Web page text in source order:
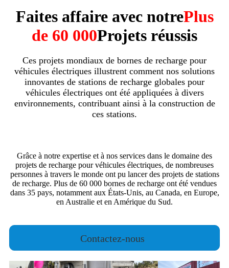
Faites affaire avec notrePlus
de 60 000Projets réussis
Ces projets mondiaux de bornes de recharge pour
véhicules électriques illustrent comment nos solutions
innovantes de stations de recharge globales pour
véhicules électriques ont été appliquées à divers
environnements, contribuant ainsi à la construction de
ces stations.
Grâce à notre expertise et à nos services dans le domaine des
projets de recharge pour véhicules électriques, de nombreuses
personnes à travers le monde ont pu lancer des projets de stations
de recharge. Plus de 60 000 bornes de recharge ont été vendues
dans 35 pays, notamment aux États-Unis, au Canada, en Europe,
en Australie et en Amérique du Sud.
Contactez-nous